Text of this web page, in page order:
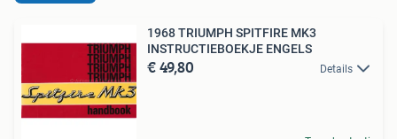
1968 TRIUMPH SPITFIRE MK3
INSTRUCTIEBOEKJE ENGELS
€ 49,80 Details